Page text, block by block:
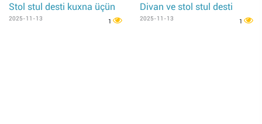
Stol stul desti kuxna üçün
2025-11-13 1
Divan ve stol stul desti
2025-11-13 1